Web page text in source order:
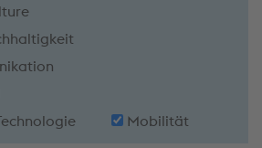
Mobilität